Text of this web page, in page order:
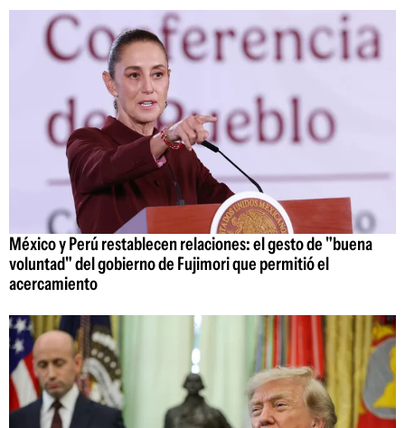
México y Perú restablecen relaciones: el gesto de "buena
voluntad" del gobierno de Fujimori que permitió el
acercamiento